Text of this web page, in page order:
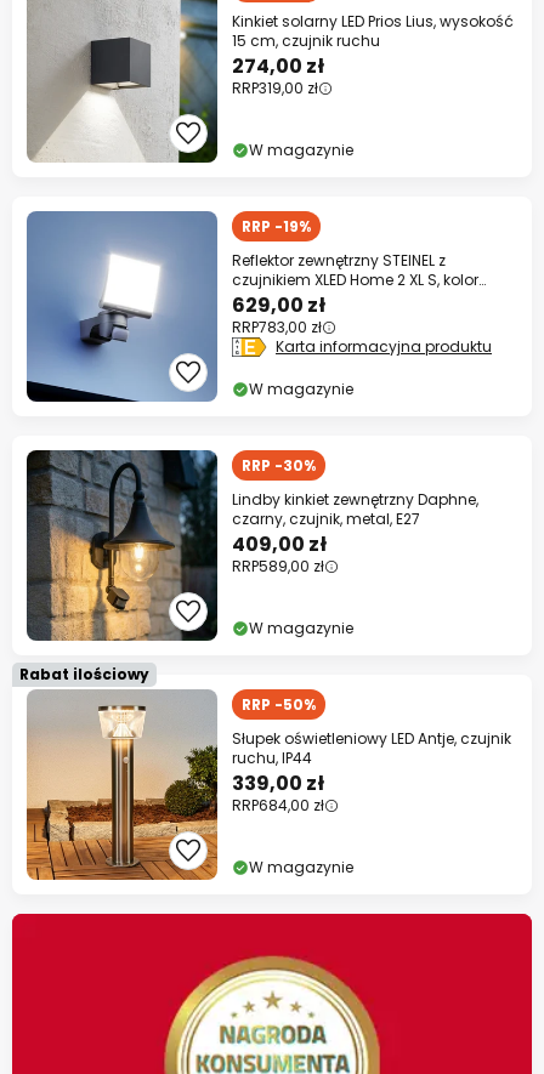
Kinkiet solarny LED Prios Lius, wysokość
15 cm, czujnik ruchu
274,00 zł
RRP319,00 zł
W magazynie
RRP -19%
Reflektor zewnętrzny STEINEL z
czujnikiem XLED Home 2 XL S, kolor
grafitowy,
629,00 zł
RRP783,00 zł
Karta informacyjna produktu
W magazynie
RRP -30%
Lindby kinkiet zewnętrzny Daphne,
czarny, czujnik, metal, E27
409,00 zł
RRP589,00 zł
W magazynie
Rabat ilościowy
RRP -50%
Słupek oświetleniowy LED Antje, czujnik
ruchu, IP44
339,00 zł
RRP684,00 zł
W magazynie